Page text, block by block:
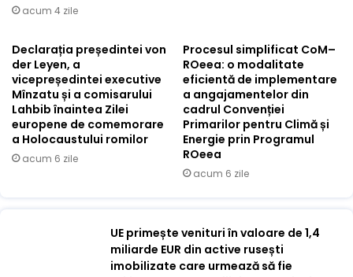
acum 4 zile
Declarația președintei von
der Leyen, a
vicepreședintei executive
Mînzatu și a comisarului
Lahbib înaintea Zilei
europene de comemorare
a Holocaustului romilor
acum 6 zile
Procesul simplificat CoM–
ROeea: o modalitate
eficientă de implementare
a angajamentelor din
cadrul Convenției
Primarilor pentru Climă și
Energie prin Programul
ROeea
acum 6 zile
UE primește venituri în valoare de 1,4
miliarde EUR din active rusești
imobilizate care urmează să fie